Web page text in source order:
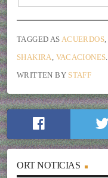
TAGGED AS ACUERDOS,
SHAKIRA, VACACIONES.
WRITTEN BY STAFF
ORT NOTICIAS